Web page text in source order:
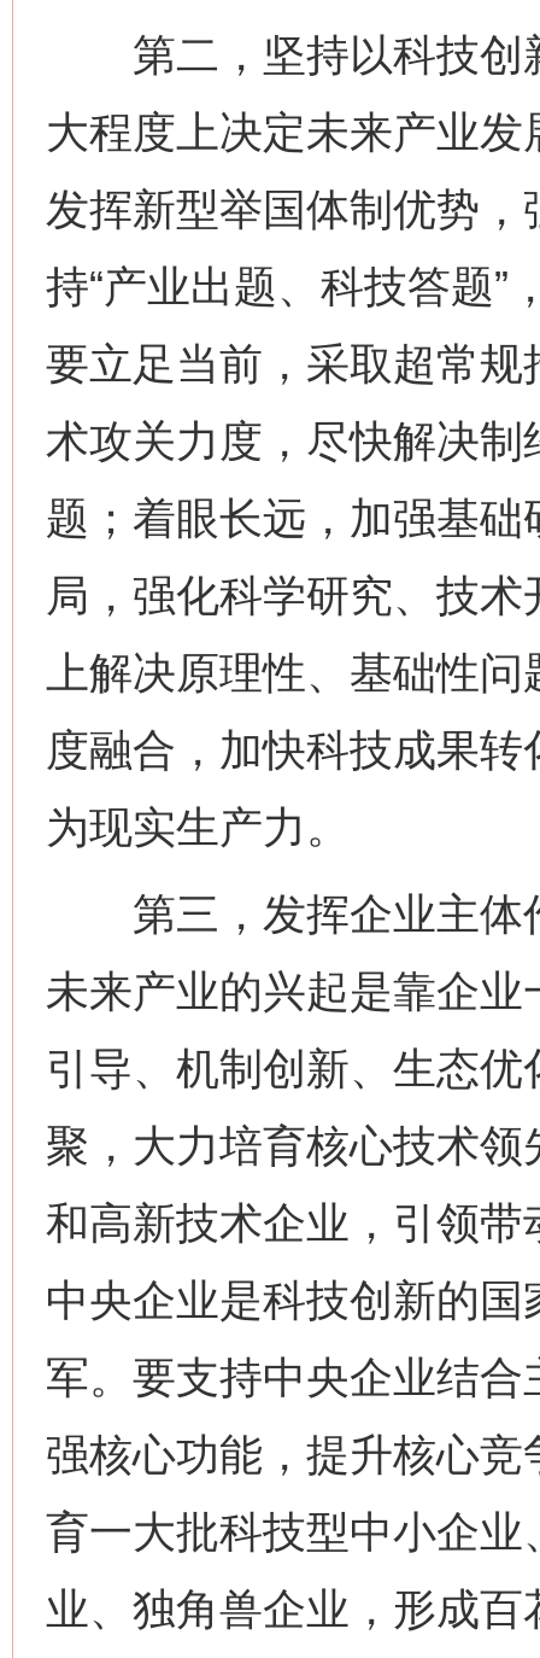
第二，坚持以科技创
大程度上决定未来产业
发挥新型举国体制优势
持“产业出题、科技答题”
要立足当前，采取超常
术攻关力度，尽快解决制
题；着眼长远，加强基
局，强化科学研究、技
上解决原理性、基础性
度融合，加快科技成果
为现实生产力。
第三，发挥企业主体
未来产业的兴起是靠企
引导、机制创新、生态
聚，大力培育核心技术
和高新技术企业，引领
中央企业是科技创新的
军。要支持中央企业结
强核心功能，提升核心
育一大批科技型中小企
业、独角兽企业，形成